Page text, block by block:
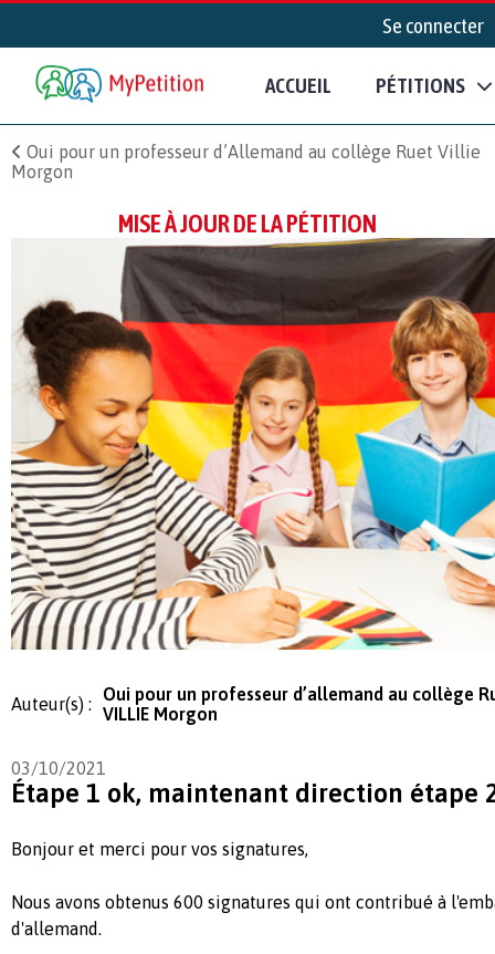
Se connecter
ACCUEIL PÉTITIONS
Oui pour un professeur d’Allemand au collège Ruet Villie
Morgon
MISE À JOUR DE LA PÉTITION
Auteur(s) :
Oui pour un professeur d’allemand au collège
VILLIE Morgon
03/10/2021
Étape 1 ok, maintenant direction étape
Bonjour et merci pour vos signatures,
Nous avons obtenus 600 signatures qui ont contribué à
d'allemand.